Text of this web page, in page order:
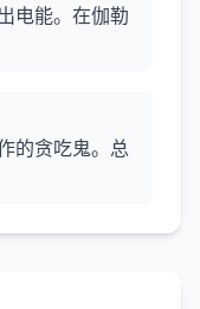
电能。在伽勒
的贪吃鬼。总